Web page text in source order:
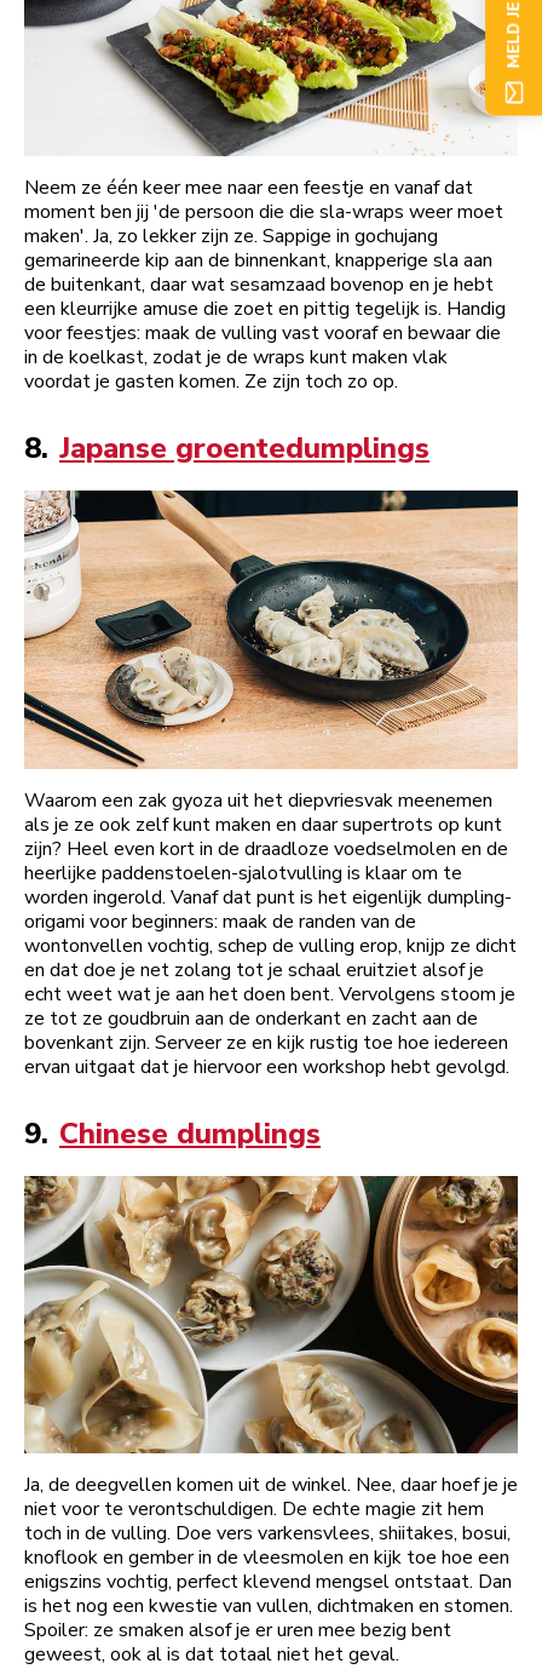
Neem ze één keer mee naar een feestje en vanaf dat
moment ben jij 'de persoon die die sla-wraps weer moet
maken'. Ja, zo lekker zijn ze. Sappige in gochujang
gemarineerde kip aan de binnenkant, knapperige sla aan
de buitenkant, daar wat sesamzaad bovenop en je hebt
een kleurrijke amuse die zoet en pittig tegelijk is. Handig
voor feestjes: maak de vulling vast vooraf en bewaar die
in de koelkast, zodat je de wraps kunt maken vlak
voordat je gasten komen. Ze zijn toch zo op.
8. Japanse groentedumplings
Waarom een zak gyoza uit het diepvriesvak meenemen
als je ze ook zelf kunt maken en daar supertrots op kunt
zijn? Heel even kort in de draadloze voedselmolen en de
heerlijke paddenstoelen-sjalotvulling is klaar om te
worden ingerold. Vanaf dat punt is het eigenlijk dumpling-
origami voor beginners: maak de randen van de
wontonvellen vochtig, schep de vulling erop, knijp ze dicht
en dat doe je net zolang tot je schaal eruitziet alsof je
echt weet wat je aan het doen bent. Vervolgens stoom je
ze tot ze goudbruin aan de onderkant en zacht aan de
bovenkant zijn. Serveer ze en kijk rustig toe hoe iedereen
ervan uitgaat dat je hiervoor een workshop hebt gevolgd.
9. Chinese dumplings
Ja, de deegvellen komen uit de winkel. Nee, daar hoef je je
niet voor te verontschuldigen. De echte magie zit hem
toch in de vulling. Doe vers varkensvlees, shiitakes, bosui,
knoflook en gember in de vleesmolen en kijk toe hoe een
enigszins vochtig, perfect klevend mengsel ontstaat. Dan
is het nog een kwestie van vullen, dichtmaken en stomen.
Spoiler: ze smaken alsof je er uren mee bezig bent
geweest, ook al is dat totaal niet het geval.